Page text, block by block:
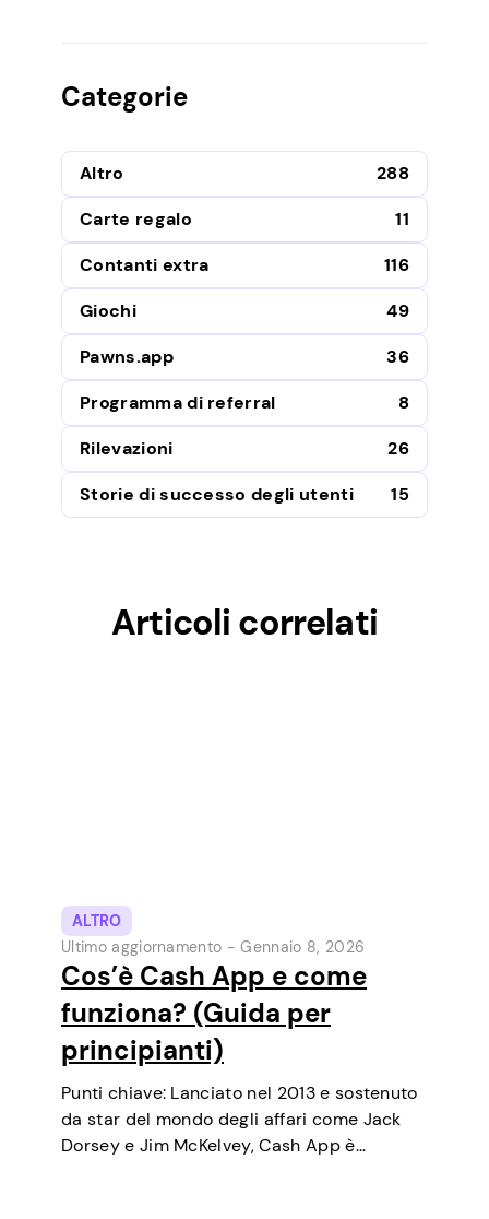
Categorie
Altro
288
Carte regalo
11
Contanti extra
116
Giochi
49
Pawns.app
36
Programma di referral
8
Rilevazioni
26
Storie di successo degli utenti
15
Articoli correlati
ALTRO
Ultimo aggiornamento -Gennaio 8, 2026
Cos’è Cash App e come
funziona? (Guida per
principianti)
Punti chiave: Lanciato nel 2013 e sostenuto
da star del mondo degli affari come Jack
Dorsey e Jim McKelvey, Cash App è